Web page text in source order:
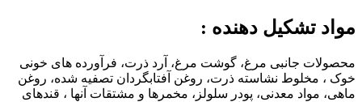
مواد تشکیل دهنده :
محصولات جانبی مرغ، گوشت مرغ، آرد ذرت، فرآورده های خونی
خوک ، مخلوط نشاسته ذرت، روغن آفتابگردان تصفیه شده، روغن
ماهی، مواد معدنی، پودر سلولز، مخمرها و مشتقات آنها ، قندهای